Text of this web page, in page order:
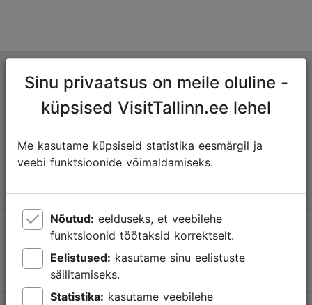
Tallinna turismiinfokeskus
Niguliste 2, 10146 Tallinn, Eesti
info@visittallinn.ee
Jälgi meid @ VisitTallinn
Sinu privaatsus on meile oluline -
küpsised VisitTallinn.ee lehel
Me kasutame küpsiseid statistika eesmärgil ja
veebi funktsioonide võimaldamiseks.
Nõutud:
funktsioonid töötaksid korrektselt.
Eelistused:
säilitamiseks.
Statistika: